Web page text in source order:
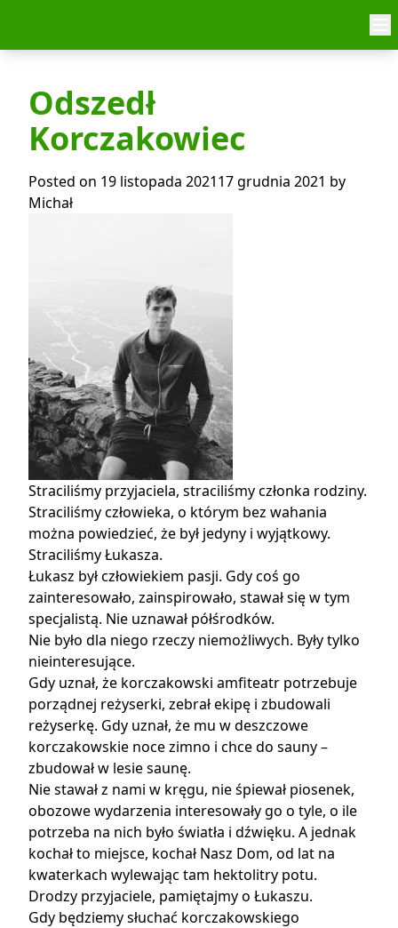
Odszedł
Korczakowiec
Posted on 19 listopada 202117 grudnia 2021 by
Michał
Straciliśmy przyjaciela, straciliśmy członka rodziny.
Straciliśmy człowieka, o którym bez wahania
można powiedzieć, że był jedyny i wyjątkowy.
Straciliśmy Łukasza.
Łukasz był człowiekiem pasji. Gdy coś go
zainteresowało, zainspirowało, stawał się w tym
specjalistą. Nie uznawał półśrodków.
Nie było dla niego rzeczy niemożliwych. Były tylko
nieinteresujące.
Gdy uznał, że korczakowski amfiteatr potrzebuje
porządnej reżyserki, zebrał ekipę i zbudowali
reżyserkę. Gdy uznał, że mu w deszczowe
korczakowskie noce zimno i chce do sauny –
zbudował w lesie saunę.
Nie stawał z nami w kręgu, nie śpiewał piosenek,
obozowe wydarzenia interesowały go o tyle, o ile
potrzeba na nich było światła i dźwięku. A jednak
kochał to miejsce, kochał Nasz Dom, od lat na
kwaterkach wylewając tam hektolitry potu.
Drodzy przyjaciele, pamiętajmy o Łukaszu.
Gdy będziemy słuchać korczakowskiego